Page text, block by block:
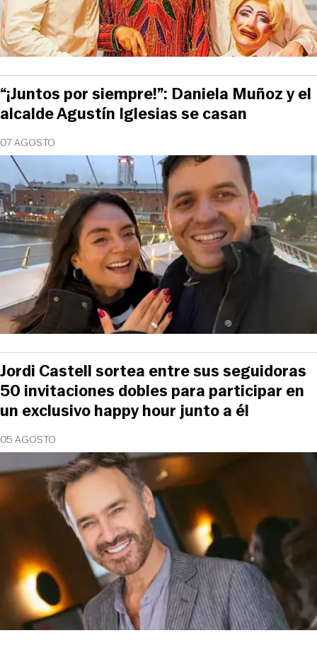
07 AGOSTO
“¡Juntos por siempre!”: Daniela Muñoz y el
alcalde Agustín Iglesias se casan
05 AGOSTO
Jordi Castell sortea entre sus seguidoras
50 invitaciones dobles para participar en
un exclusivo happy hour junto a él